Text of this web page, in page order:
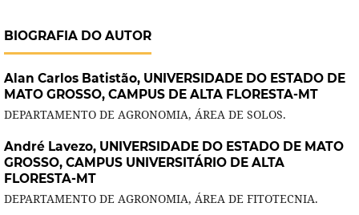
BIOGRAFIA DO AUTOR
Alan Carlos Batistão, UNIVERSIDADE DO ESTADO DE
MATO GROSSO, CAMPUS DE ALTA FLORESTA-MT
DEPARTAMENTO DE AGRONOMIA, ÁREA DE SOLOS.
André Lavezo, UNIVERSIDADE DO ESTADO DE MATO
GROSSO, CAMPUS UNIVERSITÁRIO DE ALTA
FLORESTA-MT
DEPARTAMENTO DE AGRONOMIA, ÁREA DE FITOTECNIA.